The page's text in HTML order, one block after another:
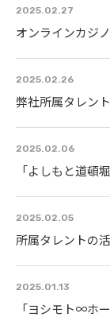
2025.02.27
オンラインカジ
2025.02.26
弊社所属タレン
2025.02.06
「よしもと道頓
2025.02.05
所属タレントの
2025.01.13
「ヨシモト∞ホ